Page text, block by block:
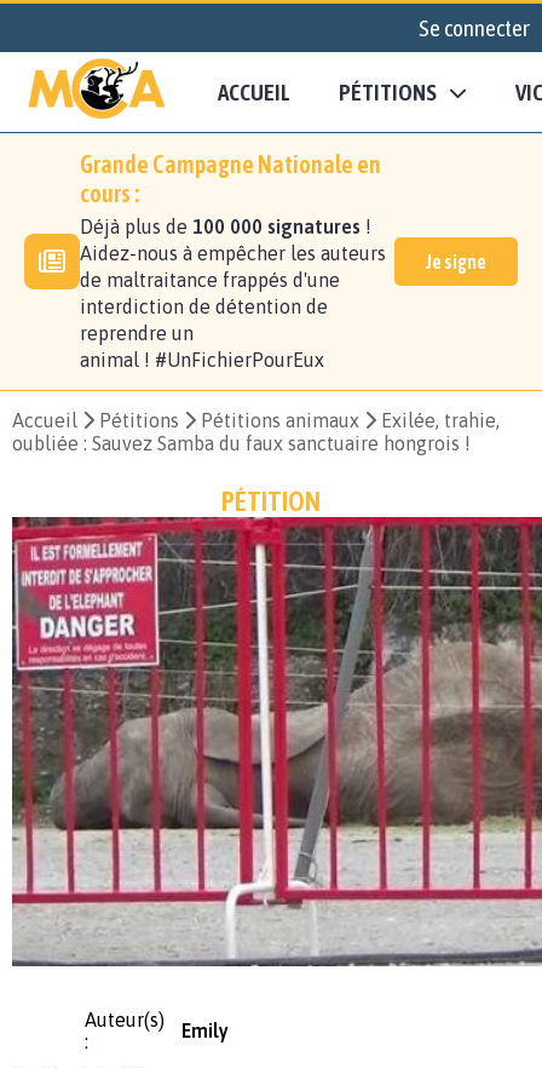
Se connecter
ACCUEIL PÉTITIONS
Grande Campagne Nationale en
cours :
Déjà plus de 100 000 signatures !
Aidez-nous à empêcher les auteurs
de maltraitance frappés d'une
interdiction de détention de
reprendre un
animal ! #UnFichierPourEux
Je signe
Accueil Pétitions Pétitions animaux
Exilée, trahie,
oubliée : Sauvez Samba du faux sanctuaire hongrois !
PÉTITION
Auteur(s)
:
Emily